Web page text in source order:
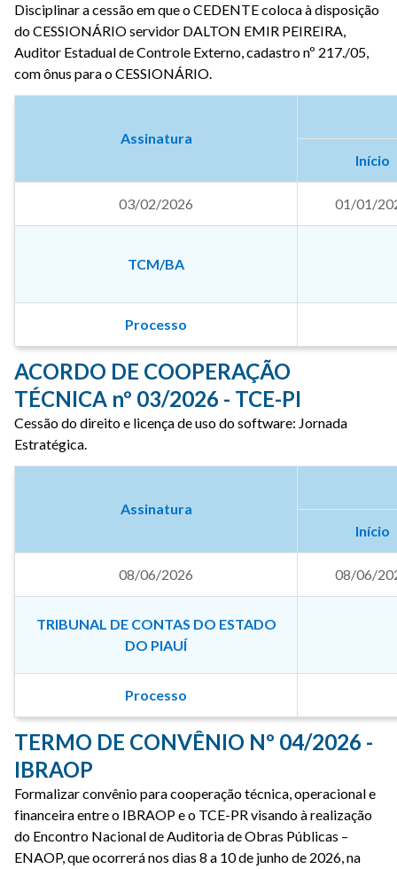
Disciplinar a cessão em que o CEDENTE coloca à disposição
do CESSIONÁRIO servidor DALTON EMIR PEIREIRA,
Auditor Estadual de Controle Externo, cadastro nº 217./05,
com ônus para o CESSIONÁRIO.
Assinatura
Início
03/02/2026 01/01/
TCM/BA
Processo
ACORDO DE COOPERAÇÃO
TÉCNICA nº 03/2026 - TCE-PI
Cessão do direito e licença de uso do software: Jornada
Estratégica.
Assinatura
Início
08/06/2026 08/06/
TRIBUNAL DE CONTAS DO ESTADO
DO PIAUÍ
Processo
TERMO DE CONVÊNIO Nº 04/2026 -
IBRAOP
Formalizar convênio para cooperação técnica, operacional e
financeira entre o IBRAOP e o TCE-PR visando à realização
do Encontro Nacional de Auditoria de Obras Públicas –
ENAOP, que ocorrerá nos dias 8 a 10 de junho de 2026, na